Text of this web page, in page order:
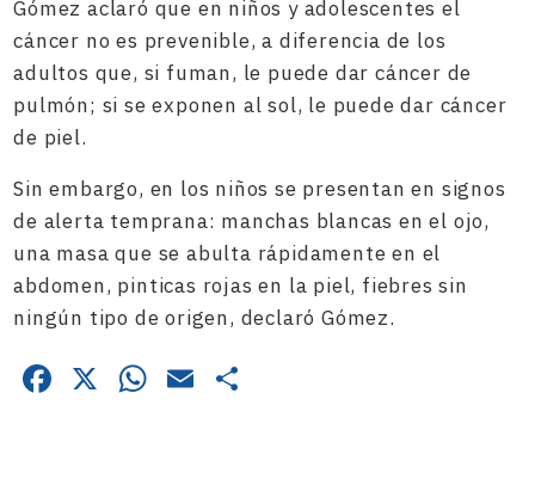
Gómez aclaró que en niños y adolescentes el
cáncer no es prevenible, a diferencia de los
adultos que, si fuman, le puede dar cáncer de
pulmón; si se exponen al sol, le puede dar cáncer
de piel.
Sin embargo, en los niños se presentan en signos
de alerta temprana: manchas blancas en el ojo,
una masa que se abulta rápidamente en el
abdomen, pinticas rojas en la piel, fiebres sin
ningún tipo de origen, declaró Gómez.
Facebook
X WhatsApp
Email